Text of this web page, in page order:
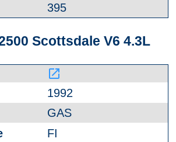
395
Scottsdale V6 4.3L
launch
1992
GAS
FI